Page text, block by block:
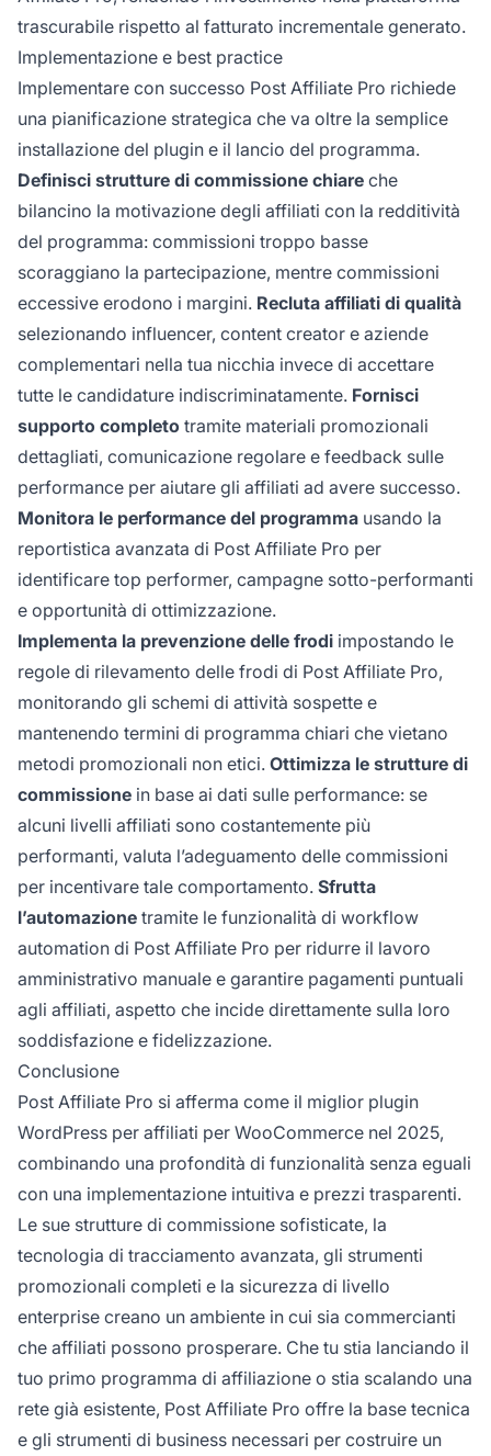
trascurabile rispetto al fatturato incrementale generato.
Implementazione e best practice
Implementare con successo Post Affiliate Pro richiede
una pianificazione strategica che va oltre la semplice
installazione del plugin e il lancio del programma.
Definisci strutture di commissione chiare che
bilancino la motivazione degli affiliati con la redditività
del programma: commissioni troppo basse
scoraggiano la partecipazione, mentre commissioni
eccessive erodono i margini. Recluta affiliati di qualità
selezionando influencer, content creator e aziende
complementari nella tua nicchia invece di accettare
tutte le candidature indiscriminatamente. Fornisci
supporto completo tramite materiali promozionali
dettagliati, comunicazione regolare e feedback sulle
performance per aiutare gli affiliati ad avere successo.
Monitora le performance del programma usando la
reportistica avanzata di Post Affiliate Pro per
identificare top performer, campagne sotto-performanti
e opportunità di ottimizzazione.
Implementa la prevenzione delle frodi impostando le
regole di rilevamento delle frodi di Post Affiliate Pro,
monitorando gli schemi di attività sospette e
mantenendo termini di programma chiari che vietano
metodi promozionali non etici. Ottimizza le strutture di
commissione in base ai dati sulle performance: se
alcuni livelli affiliati sono costantemente più
performanti, valuta l’adeguamento delle commissioni
per incentivare tale comportamento. Sfrutta
l’automazione tramite le funzionalità di workflow
automation di Post Affiliate Pro per ridurre il lavoro
amministrativo manuale e garantire pagamenti puntuali
agli affiliati, aspetto che incide direttamente sulla loro
soddisfazione e fidelizzazione.
Conclusione
Post Affiliate Pro si afferma come il miglior plugin
WordPress per affiliati per WooCommerce nel 2025,
combinando una profondità di funzionalità senza eguali
con una implementazione intuitiva e prezzi trasparenti.
Le sue strutture di commissione sofisticate, la
tecnologia di tracciamento avanzata, gli strumenti
promozionali completi e la sicurezza di livello
enterprise creano un ambiente in cui sia commercianti
che affiliati possono prosperare. Che tu stia lanciando il
tuo primo programma di affiliazione o stia scalando una
rete già esistente, Post Affiliate Pro offre la base tecnica
e gli strumenti di business necessari per costruire un